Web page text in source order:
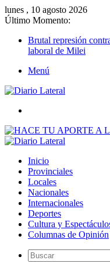
lunes , 10 agosto 2026
Último Momento:
Brutal represión
laboral de Milei
Menú
Inicio
Provinciales
Locales
Nacionales
Internacionales
Deportes
Cultura y
Columnas de Opinión